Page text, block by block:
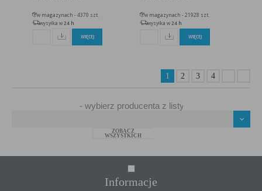
w magazynach - 4370 szt.
wysyłka w 24 h
WIĘCEJ
w magazynach - 21928 szt.
wysyłka w 24 h
WIĘCEJ
1 2 3 4
ZOBACZ
WSZYSTKICH
Informacje